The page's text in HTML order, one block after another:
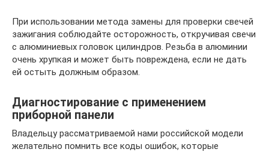
При использовании метода замены для проверки свечей
зажигания соблюдайте осторожность, откручивая свечи
с алюминиевых головок цилиндров. Резьба в алюминии
очень хрупкая и может быть повреждена, если не дать
ей остыть должным образом.
Диагностирование с применением
приборной панели
Владельцу рассматриваемой нами российской модели
желательно помнить все коды ошибок, которые